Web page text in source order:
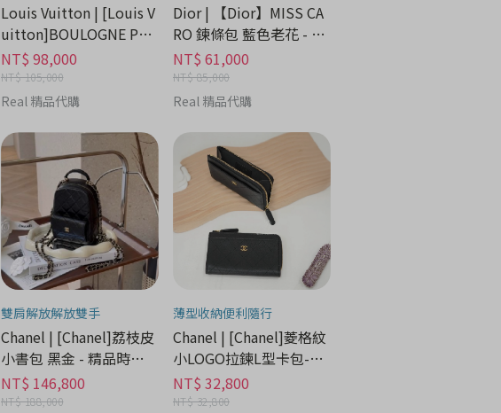
Louis Vuitton | [Louis V
uitton]BOULOGNE PM
牛角包 - 精品時尚分期
NT$ 98,000
NT$ 105,000
Real 精品代購
Dior | 【Dior】MISS CA
RO 鍊條包 藍色老花 - 精
品時尚分期
NT$ 61,000
NT$ 85,000
Real 精品代購
雙肩解放解放雙手
Chanel | [Chanel]荔枝皮
小書包 黑金 - 精品時尚
分期
NT$ 146,800
NT$ 188,000
薄型收納便利隨行
Chanel | [Chanel]菱格紋
小LOGO拉鍊L型卡包-黑
色/金釦 - 精品時尚分期
NT$ 32,800
NT$ 32,800